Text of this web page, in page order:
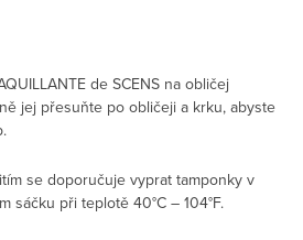
de SCENS na obličej
jej přesuňte po obličeji a krku, abyste
se doporučuje vyprat tamponky v
sáčku při teplotě 40°C – 104°F.